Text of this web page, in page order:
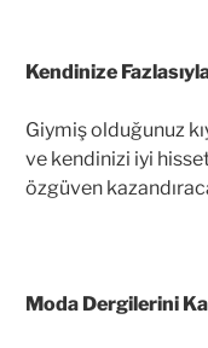
Kendinize
Giymiş olduğunuz
ve kendinizi iyi
özgüven
Moda Dergilerini